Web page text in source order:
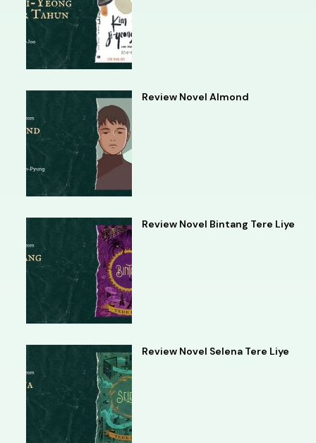
Review Novel Almond
Review Novel Bintang Tere Liye
Review Novel Selena Tere Liye